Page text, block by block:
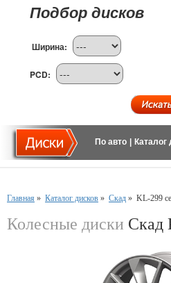
Подбор дисков
Ширина:
PCD:
По авто Каталог
Главная » Каталог дисков » Скад » KL-299
Колесные диски Скад